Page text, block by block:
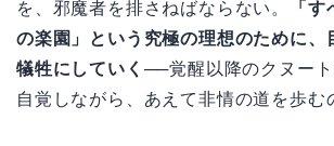
を、邪魔者を排さねばならない。
「
の楽園」という究極の理想のために、
犠牲にしていく ──覚醒以降のクヌー
自覚しながら、あえて非情の道を歩む